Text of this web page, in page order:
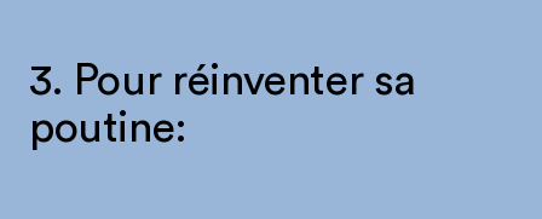
3. Pour réinventer sa
poutine: